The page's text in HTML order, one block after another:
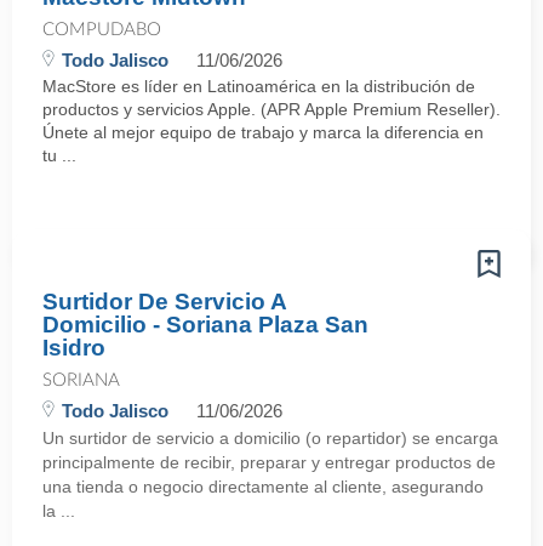
COMPUDABO
Todo Jalisco 11/06/2026
MacStore es líder en Latinoamérica en la distribución de
productos y servicios Apple. (APR Apple Premium Reseller).
Únete al mejor equipo de trabajo y marca la diferencia en
tu ...
Surtidor De Servicio A
Domicilio - Soriana Plaza San
Isidro
SORIANA
Todo Jalisco 11/06/2026
Un surtidor de servicio a domicilio (o repartidor) se encarga
principalmente de recibir, preparar y entregar productos de
una tienda o negocio directamente al cliente, asegurando
la ...